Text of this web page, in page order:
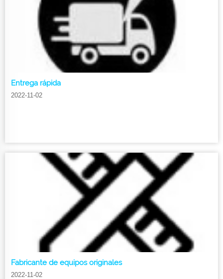
Entrega rápida
2022-11-02
Fabricante de equipos originales
2022-11-02